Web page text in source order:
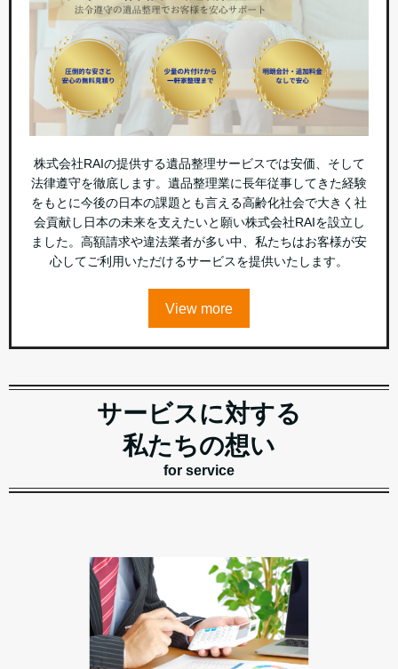
株式会社RAIの提供する遺品整理サービスでは安価、そして
法律遵守を徹底します。遺品整理業に長年従事してきた経験
をもとに今後の日本の課題とも言える高齢化社会で大きく社
会貢献し日本の未来を支えたいと願い株式会社RAIを設立し
ました。高額請求や違法業者が多い中、私たちはお客様が安
心してご利用いただけるサービスを提供いたします。
View more
サービスに対する
私たちの想い
for service